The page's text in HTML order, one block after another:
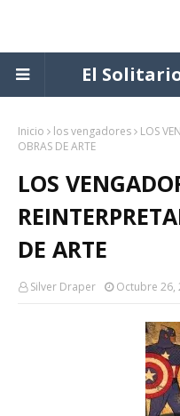
El
Inicio los vengadores
LOS
OBRAS DE ARTE
LOS
DE ARTE
Silver Draper Octubre 26,